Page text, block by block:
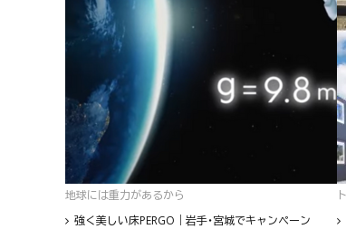
地球には重力があるから
強く美しい床PERGO｜岩手・宮城でキャンペーン